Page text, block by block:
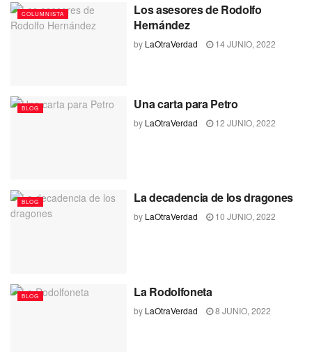
COLUMNISTA
Los asesores de Rodolfo
Hernández
by LaOtraVerdad 14 JUNIO, 2022
BLOG Una carta para Petro
by LaOtraVerdad 12 JUNIO, 2022
BLOG La decadencia de los dragones
by LaOtraVerdad 10 JUNIO, 2022
BLOG La Rodolfoneta
by LaOtraVerdad 8 JUNIO, 2022